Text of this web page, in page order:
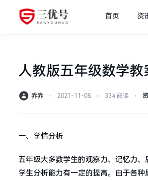
首页 资
人教版五年级数学
乔乔 ⋅ 2021-11-08 ⋅ 334 阅读 ⋅
一、学情分析
五年级大多数学生的观察力、记忆力
学生分析能力有一定的提高。由于各